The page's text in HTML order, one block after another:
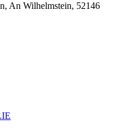
An Wilhelmstein, 52146